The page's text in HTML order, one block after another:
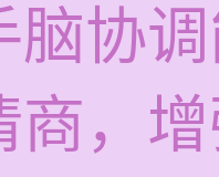
脑协
商，